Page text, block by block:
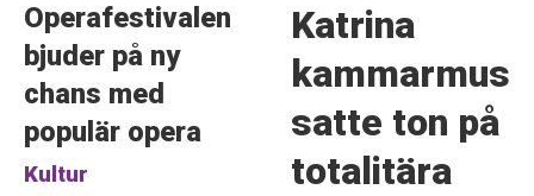
Operafestivalen
bjuder på ny
chans med
populär opera
Kultur
Katrina
satte ton på
totalitära